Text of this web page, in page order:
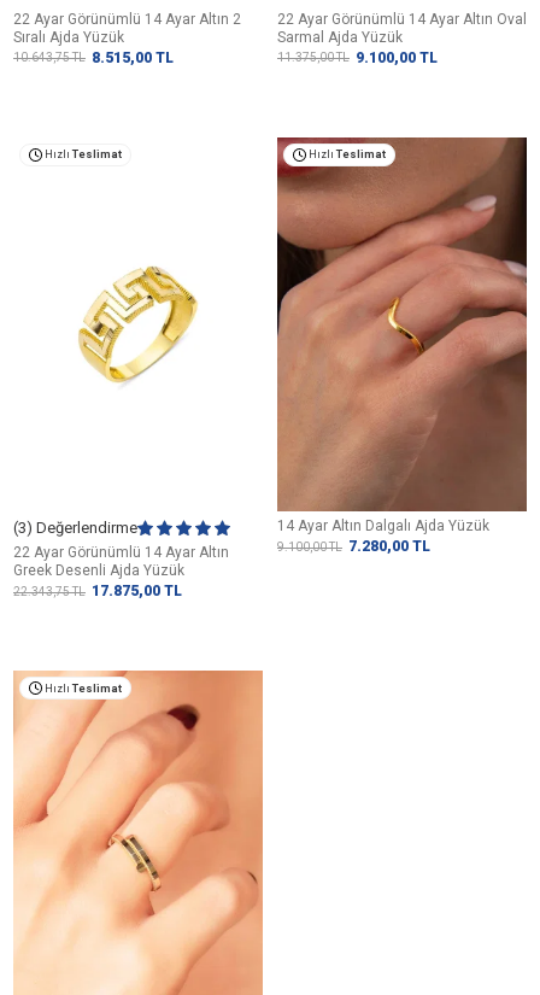
22 Ayar Görünümlü 14 Ayar Altın 2
Sıralı Ajda Yüzük
10.643,75TL 8.515,00 TL
22 Ayar Görünümlü 14 Ayar Altın Oval
Sarmal Ajda Yüzük
11.375,00TL 9.100,00 TL
Hızlı Teslimat
(3) Değerlendirme
22 Ayar Görünümlü 14 Ayar Altın
Greek Desenli Ajda Yüzük
22.343,75TL 17.875,00 TL
Hızlı Teslimat
14 Ayar Altın Dalgalı Ajda Yüzük
9.100,00TL 7.280,00 TL
Hızlı Teslimat